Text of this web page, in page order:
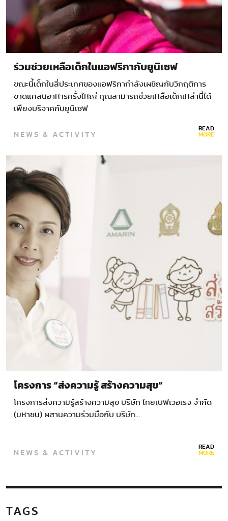
ร่วมช่วยเหลือเด็กในแอฟริกากับยูนิเซฟ
ขณะนี้เด็กในสี่ประเทศของแอฟริกากำลังเผชิญกับวิกฤติการ
ขาดแคลนอาหารครั้งใหญ่ คุณสามารถช่วยเหลือเด็กเหล่านี้ได้
เพียงบริจาคกับยูนิเซฟ
NEWS & ACTIVITY READ
MORE
โครงการ “ส่งความรู้ สร้างความสุข”
โครงการส่งความรู้สร้างความสุข บริษัท ไทยเบฟเวอเรจ จำกัด
(มหาชน) ผสานความร่วมมือกับ บริษัท…
NEWS & ACTIVITY READ
MORE
TAGS